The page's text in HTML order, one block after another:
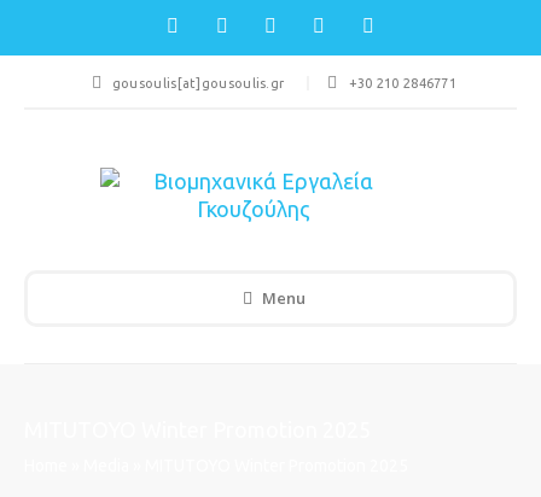
gousoulis[at]gousoulis.gr +30 210 2846771
Menu